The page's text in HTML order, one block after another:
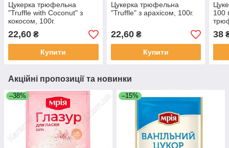
Цукерка трюфельна
"Truffle with Coconut" з
кокосом, 100г.
22,60 ₴
Купити
Цукерка трюфельна
"Truffle" з арахісом, 100г.
22,60₴
Купити
100
38
Акційні пропозиції та новинки
–38% –15%